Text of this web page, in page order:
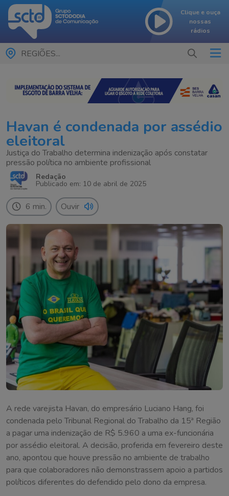
Clique e ouça
nossas
rádios
REGIÕES...
Havan é condenada por assédio
eleitoral
Justiça do Trabalho determina indenização após constatar
pressão política no ambiente profissional
Redação
Publicado em: 10 de abril de 2025
6 min. Ouvir
A rede varejista Havan, do empresário Luciano Hang, foi
condenada pelo Tribunal Regional do Trabalho da 15ª Região
a pagar uma indenização de R$ 5.960 a uma ex-funcionária
por assédio eleitoral. A decisão, proferida em fevereiro deste
ano, apontou que houve pressão no ambiente de trabalho
para que colaboradores não demonstrassem apoio a partidos
políticos diferentes do defendido pelo dono da empresa.